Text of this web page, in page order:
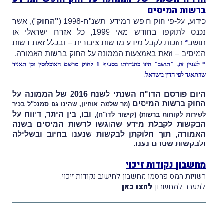
ברשות המיסים
כידוע, על-פי חוק חופש המידע, תשנ"ח-1998 ( "החוק"), אשר
נכנס לתוקפו בחודש מאי 1999, כל אזרח ישראלי או
תושב* הזכות לקבל מידע מרשות ציבורית – ובכלל זאת רשות
המיסים – וזאת באמצעות הממונה על החוק ברשות האמורה.
* לעניין זה, "תושב" הינו כהגדרתו בסעיף 1 לחוק מרשם האוכלוסין וכן תאגיד
שהתאגד לפי הדין בישראל.
היום פורסם הדו"ח השנתי לשנת 2016 של הממונה על
החוק ברשות המיסים(מר שלמה אוחיון, שהינו גם סמנכ"ל בכיר
לשירות לקוחות ברשות) (קישור לדו"ח), ובו, בין היתר, דיווח על
הבקשות לקבלת מידע שהוגשו לרשות המיסים בשנה
האמורה, תוך חלוקתן לבקשות שנענו בחיוב ובשלילה
ולבקשות שטרם נענו.
מחשבון נקודות זיכוי
רשויות המס פרסמו מחשבון לחישוב נקודות זיכוי.
למעבר למחשבוןלחצו כאן.